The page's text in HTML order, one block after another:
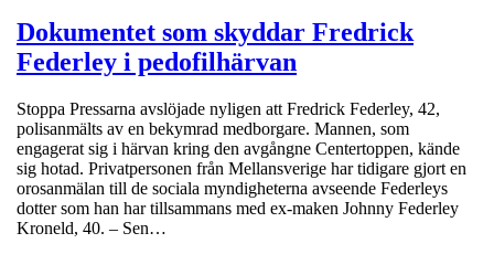
Dokumentet som skyddar Fredrick
Federley i pedofilhärvan
Stoppa Pressarna avslöjade nyligen att Fredrick Federley, 42,
polisanmälts av en bekymrad medborgare. Mannen, som
engagerat sig i härvan kring den avgångne Centertoppen, kände
sig hotad. Privatpersonen från Mellansverige har tidigare gjort en
orosanmälan till de sociala myndigheterna avseende Federleys
dotter som han har tillsammans med ex-maken Johnny Federley
Kroneld, 40. – Sen…